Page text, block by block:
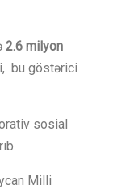
2.6 milyon
bu göstərici
sosial
Milli